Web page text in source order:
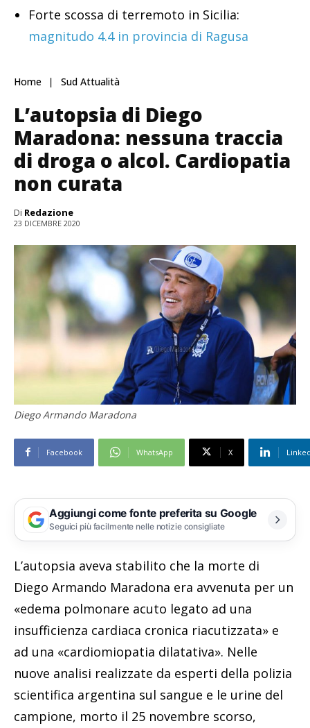
Forte scossa di terremoto in Sicilia:
magnitudo 4.4 in provincia di Ragusa
Home Sud Attualità
L’autopsia di Diego
Maradona: nessuna traccia
di droga o alcol. Cardiopatia
non curata
Di Redazione
23 DICEMBRE 2020
Diego Armando Maradona
Facebook WhatsApp X
Aggiungi come fonte preferita su Google
Seguici più facilmente nelle notizie consigliate
L’autopsia aveva stabilito che la morte di
Diego Armando Maradona era avvenuta per un
«edema polmonare acuto legato ad una
insufficienza cardiaca cronica riacutizzata» e
ad una «cardiomiopatia dilatativa». Nelle
nuove analisi realizzate da esperti della polizia
scientifica argentina sul sangue e le urine del
campione, morto il 25 novembre scorso,